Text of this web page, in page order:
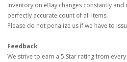
Inventory on eBay changes constantly
perfectly accurate count of all items.
Please do not penalize us if we have to
Feedback
We strive to earn a 5 Star rating from